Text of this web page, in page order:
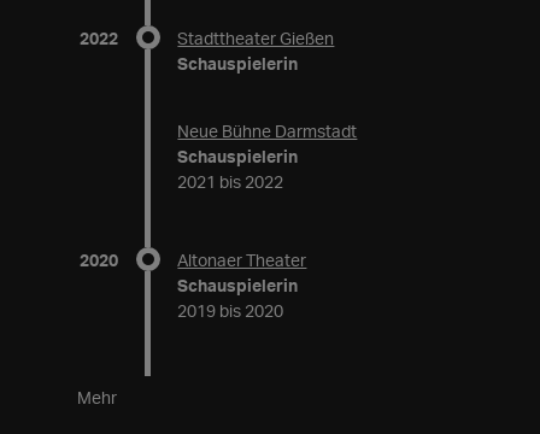
2022
Stadttheater Gießen
Schauspielerin
Neue Bühne Darmstadt
Schauspielerin
2021 bis 2022
2020
Altonaer Theater
Schauspielerin
2019 bis 2020
Mehr